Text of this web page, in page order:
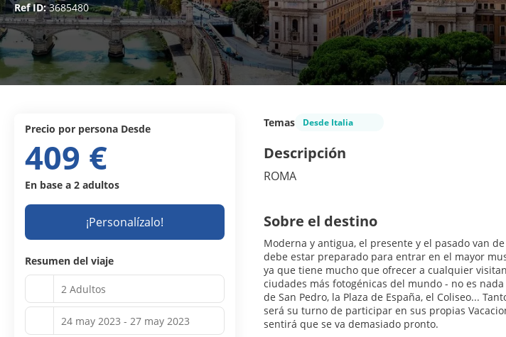
Ref ID:3685480
Temas Desde Italia
Descripción
ROMA
Sobre el destino
Moderna y antigua, el presente y el pasado van
debe estar preparado para entrar en el mayor
ya que tiene mucho que ofrecer a cualquier
ciudades más fotogénicas del mundo - no es
de San Pedro, la Plaza de España, el Coliseo...
será su turno de participar en sus propias
sentirá que se va demasiado pronto.
precio por persona Desde
409 €
En base a 2 adultos
¡Personalízalo!
Resumen del viaje
2 Adultos
24 may 2023 - 27 may 2023